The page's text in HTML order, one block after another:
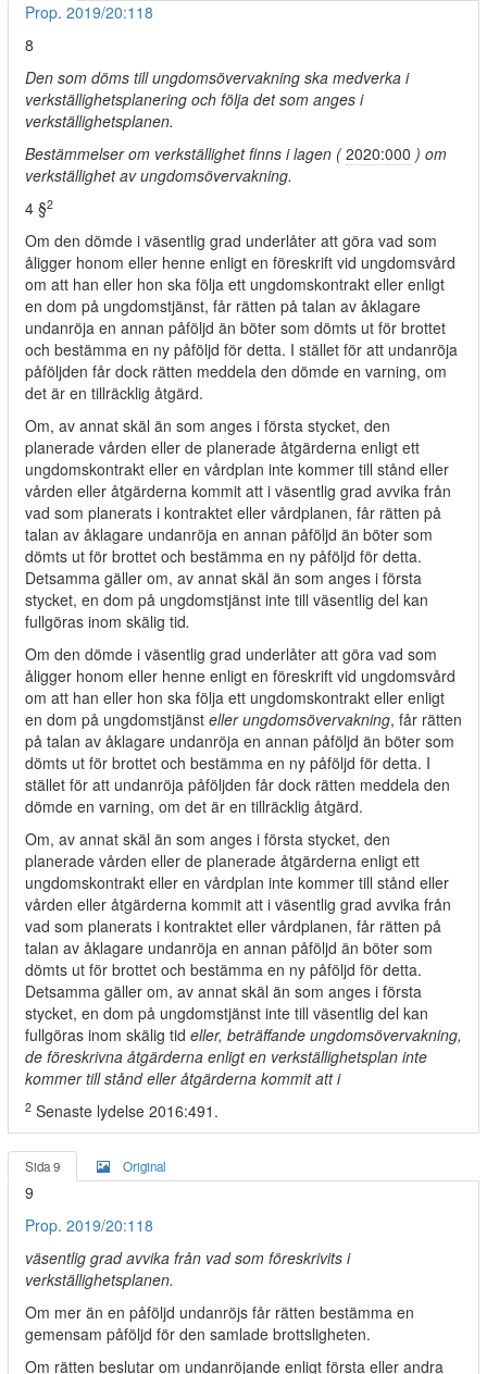
Prop. 2019/20:118
8
Den som döms till ungdomsövervakning ska medverka i
verkställighetsplanering och följa det som anges i
verkställighetsplanen.
Bestämmelser om verkställighet finns i lagen ( 2020:000 ) om
verkställighet av ungdomsövervakning.
4 §2
Om den dömde i väsentlig grad underlåter att göra vad som
åligger honom eller henne enligt en föreskrift vid ungdomsvård
om att han eller hon ska följa ett ungdomskontrakt eller enligt
en dom på ungdomstjänst, får rätten på talan av åklagare
undanröja en annan påföljd än böter som dömts ut för brottet
och bestämma en ny påföljd för detta. I stället för att undanröja
påföljden får dock rätten meddela den dömde en varning, om
det är en tillräcklig åtgärd.
Om, av annat skäl än som anges i första stycket, den
planerade vården eller de planerade åtgärderna enligt ett
ungdomskontrakt eller en vårdplan inte kommer till stånd eller
vården eller åtgärderna kommit att i väsentlig grad avvika från
vad som planerats i kontraktet eller vårdplanen, får rätten på
talan av åklagare undanröja en annan påföljd än böter som
dömts ut för brottet och bestämma en ny påföljd för detta.
Detsamma gäller om, av annat skäl än som anges i första
stycket, en dom på ungdomstjänst inte till väsentlig del kan
fullgöras inom skälig tid.
Om den dömde i väsentlig grad underlåter att göra vad som
åligger honom eller henne enligt en föreskrift vid ungdomsvård
om att han eller hon ska följa ett ungdomskontrakt eller enligt
en dom på ungdomstjänst eller ungdomsövervakning, får rätten
på talan av åklagare undanröja en annan påföljd än böter som
dömts ut för brottet och bestämma en ny påföljd för detta. I
stället för att undanröja påföljden får dock rätten meddela den
dömde en varning, om det är en tillräcklig åtgärd.
Om, av annat skäl än som anges i första stycket, den
planerade vården eller de planerade åtgärderna enligt ett
ungdomskontrakt eller en vårdplan inte kommer till stånd eller
vården eller åtgärderna kommit att i väsentlig grad avvika från
vad som planerats i kontraktet eller vårdplanen, får rätten på
talan av åklagare undanröja en annan påföljd än böter som
dömts ut för brottet och bestämma en ny påföljd för detta.
Detsamma gäller om, av annat skäl än som anges i första
stycket, en dom på ungdomstjänst inte till väsentlig del kan
fullgöras inom skälig tid eller, beträffande ungdomsövervakning,
de föreskrivna åtgärderna enligt en verkställighetsplan inte
kommer till stånd eller åtgärderna kommit att i
2 Senaste lydelse 2016:491.
Sida 9 Original
9
Prop. 2019/20:118
väsentlig grad avvika från vad som föreskrivits i
verkställighetsplanen.
Om mer än en påföljd undanröjs får rätten bestämma en
gemensam påföljd för den samlade brottsligheten.
Om rätten beslutar om undanröjande enligt första eller andra